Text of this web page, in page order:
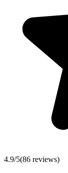
4.9/5(86 reviews)